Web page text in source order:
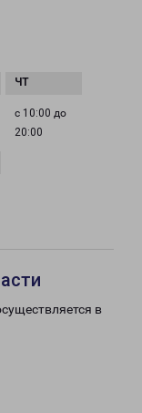
с 10:00 до
20:00
в